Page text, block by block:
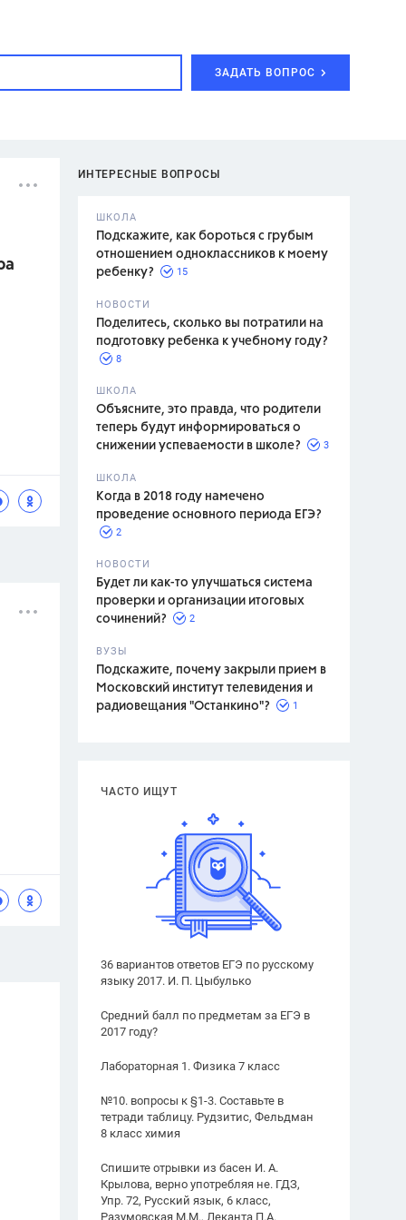
ЗАДАТЬ ВОПРОС
ИНТЕРЕСНЫЕ ВОПРОСЫ
ШКОЛА
Подскажите, как бороться с грубым
отношением одноклассников к моему
ребенку?
15
НОВОСТИ
Поделитесь, сколько вы потратили на
подготовку ребенка к учебному году?
8
ШКОЛА
Объясните, это правда, что родители
теперь будут информироваться о
снижении успеваемости в школе?
3
ШКОЛА
Когда в 2018 году намечено
проведение основного периода ЕГЭ?
2
НОВОСТИ
Будет ли как-то улучшаться система
проверки и организации итоговых
сочинений?
2
ВУЗЫ
Подскажите, почему закрыли прием в
Московский институт телевидения и
радиовещания "Останкино"?
1
ЧАСТО ИЩУТ
36 вариантов ответов ЕГЭ по русскому
языку 2017. И. П. Цыбулько
Средний балл по предметам за ЕГЭ в
2017 году?
Лабораторная 1. Физика 7 класс
№10. вопросы к §1-3. Составьте в
тетради таблицу. Рудзитис, Фельдман
8 класс химия
Спишите отрывки из басен И. А.
Крылова, верно употребляя не. ГДЗ,
Упр. 72, Русский язык, 6 класс,
Разумовская М.М., Леканта П.А.